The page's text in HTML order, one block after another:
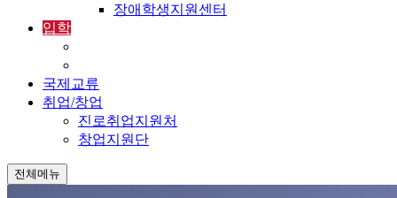
장애학생지원센터
입학
국제교류
취업/창업
진로취업지원처
창업지원단
전체메뉴